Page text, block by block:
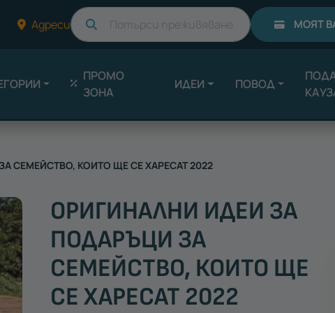
Адреси Търси МОЯТ
ПРОМО
ЗОНА
ИДЕИ ПОВОД
СЕМЕЙСТВО, КОИТО ЩЕ СЕ ХАРЕСАТ 2022
ОРИГИНАЛНИ ИДЕИ ЗА
ПОДАРЪЦИ ЗА
СЕМЕЙСТВО, КОИТО ЩЕ
СЕ ХАРЕСАТ 2022